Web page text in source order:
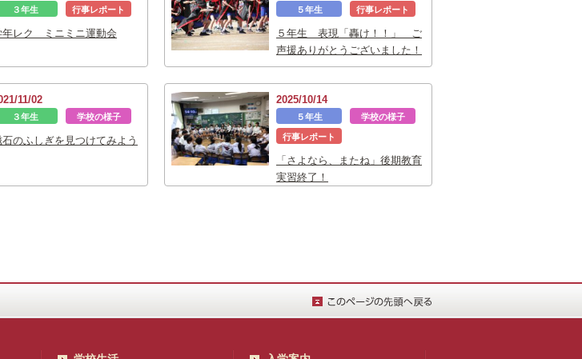
３年生 行事レポート
年レク ミニミニ運動会
５年生 行事レポート
５年生 表現「轟け！！」 ご
声援ありがとうございました！
11/02
３年生 学校の様子
石のふしぎを見つけてみよう
2025/10/14
５年生 学校の様子
行事レポート
「さよなら、またね」後期教育
実習終了！